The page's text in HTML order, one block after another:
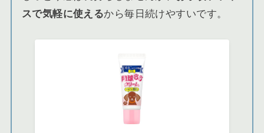
スで気軽に使えるから毎日続けやすいです。